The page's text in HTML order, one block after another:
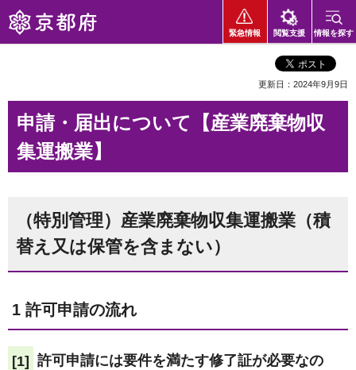
京都府
緊急情報 閲覧支援 情報を探す
更新日：2024年9月9日
申請・届出について【産業廃棄物収
集運搬業】
（特別管理）産業廃棄物収集運搬業（積
替え又は保管を含まない）
1 許可申請の流れ
[1] 許可申請には要件を満たす修了証が必要なの